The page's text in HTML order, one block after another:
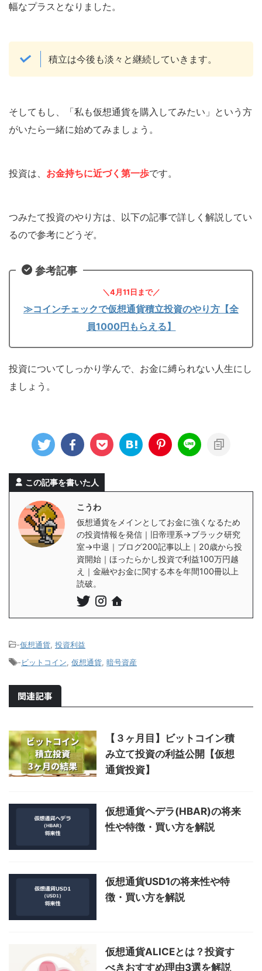
幅なプラスとなりました。
積立は今後も淡々と継続していきます。
そしてもし、「私も仮想通貨を購入してみたい」という方
がいたら一緒に始めてみましょう。
投資は、 お金持ちに近づく第一歩です。
つみたて投資のやり方は、以下の記事で詳しく解説してい
るので参考にどうぞ。
参考記事
＼4月11日まで／
≫コインチェックで仮想通貨積立投資のやり方【全
員1000円もらえる】
投資についてしっかり学んで、お金に縛られない人生にし
ましょう。
この記事を書いた人
こうわ
仮想通貨をメインとしてお金に強くなるため
の投資情報を発信｜旧帝理系→ブラック研究
室→中退｜ブログ200記事以上｜20歳から投
資開始｜ほったらかし投資で利益100万円越
え｜金融やお金に関する本を年間100冊以上
読破。
-仮想通貨 投資利益
-ビットコイン 仮想通貨 暗号資産
関連記事
【３ヶ月目】ビットコイン積
み立て投資の利益公開【仮想
通貨投資】
仮想通貨ヘデラ(HBAR)の将来
性や特徴・買い方を解説
仮想通貨USD1の将来性や特
徴・買い方を解説
仮想通貨ALICEとは？投資す
べきおすすめ理由3選を解説